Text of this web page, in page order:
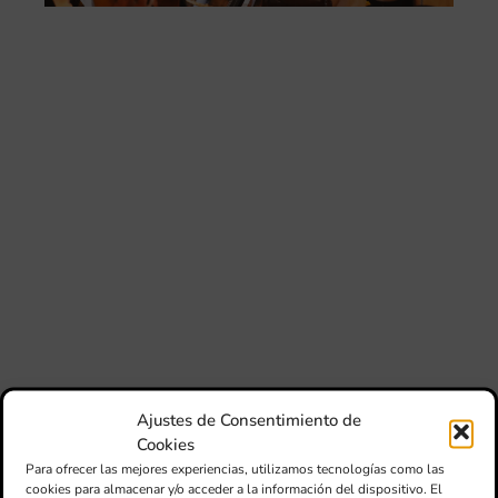
Ajustes de Consentimiento de
Cookies
Para ofrecer las mejores experiencias, utilizamos tecnologías como las
cookies para almacenar y/o acceder a la información del dispositivo. El